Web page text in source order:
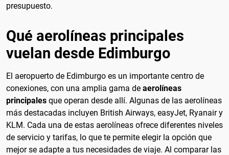
presupuesto.
Qué aerolíneas principales
vuelan desde Edimburgo
El aeropuerto de Edimburgo es un importante centro de
conexiones, con una amplia gama de aerolíneas
principales que operan desde allí. Algunas de las aerolíneas
más destacadas incluyen British Airways, easyJet, Ryanair y
KLM. Cada una de estas aerolíneas ofrece diferentes niveles
de servicio y tarifas, lo que te permite elegir la opción que
mejor se adapte a tus necesidades de viaje. Al comparar las